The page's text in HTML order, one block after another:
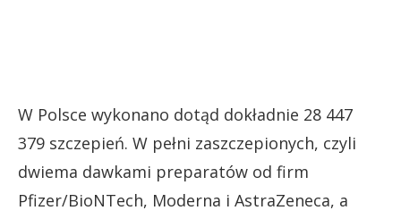
W Polsce wykonano dotąd dokładnie 28 447
379 szczepień. W pełni zaszczepionych, czyli
dwiema dawkami preparatów od firm
Pfizer/BioNTech, Moderna i AstraZeneca, a